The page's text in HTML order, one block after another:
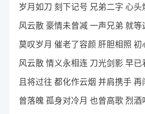
岁月如刀 刻下记号 兄弟二字 心头
风云散 豪情未曾减 一声兄弟 就等
莫叹岁月 催老了容颜 肝胆相照 初
风云散 情义永相连 刀光剑影 早已
且将过往 都化作云烟 并肩携手 再
曾落魄 孤身对冷月 也曾高歌 烈酒